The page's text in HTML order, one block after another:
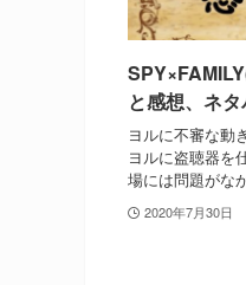
と感想、ネ
ヨルに不審な動
ヨルに盗聴器を
場には問題がな
2020年7月30日